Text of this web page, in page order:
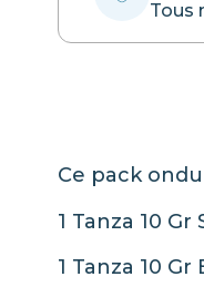
Tous
Ce pack
1 Tanza 10
1 Tanza 10